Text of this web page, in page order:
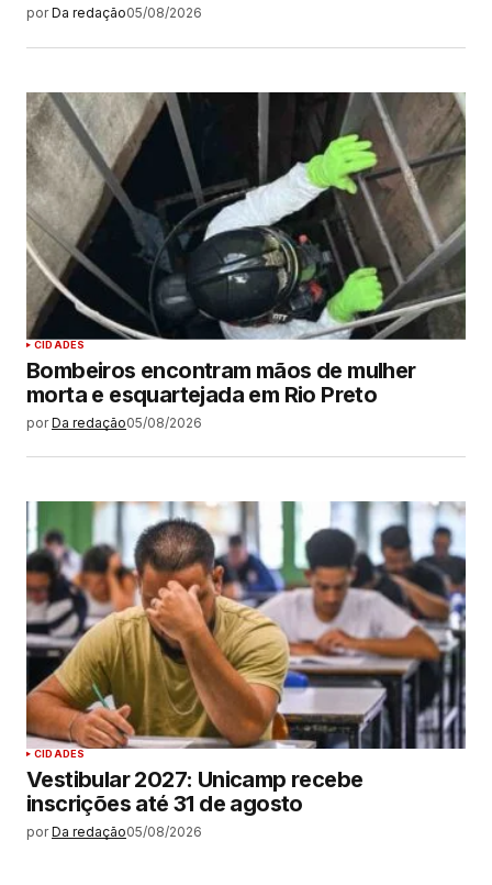
por Da redação05/08/2026
CIDADES
Bombeiros encontram mãos de mulher
morta e esquartejada em Rio Preto
por Da redação05/08/2026
CIDADES
Vestibular 2027: Unicamp recebe
inscrições até 31 de agosto
por Da redação05/08/2026